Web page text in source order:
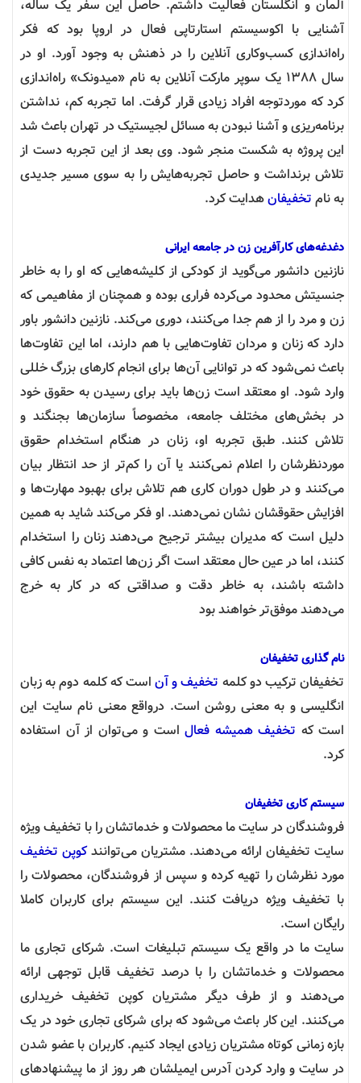
آلمان و انگلستان فعالیت داشتم. حاصل این سفر یک ساله،
آشنایی با اکوسیستم استارتاپی فعال در اروپا بود که فکر
راه‌اندازی کسب‌وکاری آنلاین را در ذهنش به وجود آورد. او در
سال ۱۳۸۸ یک سوپر مارکت آنلاین به نام «میدونک» راه‌اندازی
کرد که موردتوجه افراد زیادی قرار گرفت. اما تجربه کم، نداشتن
برنامه‌ریزی و آشنا نبودن به مسائل لجیستیک در تهران باعث شد
این پروژه به شکست منجر شود. وی بعد از این تجربه دست از
تلاش برنداشت و حاصل تجربه‌هایش را به سوی مسیر جدیدی
به نام تخفیفانهدایت کرد.
دغدغه‌های کارآفرین زن در جامعه ایرانی
نازنین دانشور می‌گوید از کودکی از کلیشه‌هایی که او را به خاطر
جنسیتش محدود می‌کرده فراری بوده و همچنان از مفاهیمی که
زن و مرد را از هم جدا می‌کنند، دوری می‌کند. نازنین دانشور باور
دارد که زنان و مردان تفاوت‌هایی با هم دارند، اما این تفاوت‌ها
باعث نمی‌شود که در توانایی آن‌ها برای انجام کارهای بزرگ خللی
وارد شود. او معتقد است زن‌ها باید برای رسیدن به حقوق خود
در بخش‌های مختلف جامعه، مخصوصاً سازمان‌ها بجنگند و
تلاش کنند. طبق تجربه او، زنان در هنگام استخدام حقوق
موردنظرشان را اعلام نمی‌کنند یا آن را کم‌تر از حد انتظار بیان
می‌کنند و در طول دوران کاری هم تلاش برای بهبود مهارت‌ها و
افزایش حقوقشان نشان نمی‌دهند. او فکر می‌کند شاید به همین
دلیل است که مدیران بیشتر ترجیح می‌دهند زنان را استخدام
کنند، اما در عین حال معتقد است اگر زن‌ها اعتماد به نفس کافی
داشته باشند، به خاطر دقت و صداقتی که در کار به خرج
می‌دهند موفق‌تر خواهند بود
نام گذاری تخفیفان
تخفیفان ترکیب دو کلمه تخفیف و آناست که کلمه دوم به زبان
انگلیسی و به‌ معنی روشن است. درواقع معنی نام سایت این
است که تخفیف همیشه فعالاست و می‌توان از آن استفاده
کرد.
سیستم کاری تخفیفان
فروشندگان در سایت ما محصولات و خدماتشان را با تخفیف ویژه
سایت تخفیفان ارائه می‌دهند. مشتریان می‌توانندکوپن تخفیف
مورد نظرشان را تهیه کرده و سپس از فروشندگان، محصولات را
با تخفیف ویژه دریافت کنند. این سیستم برای کاربران کاملا
رایگان است.
سایت ما در واقع یک سیستم تبلیغات است. شرکای تجاری ما
محصولات و خدماتشان را با درصد تخفیف قابل‌ توجهی ارائه
می‌دهند و از طرف دیگر مشتریان کوپن تخفیف خریداری
می‌کنند. این کار باعث می‌شود که برای شرکای تجاری خود در یک
بازه زمانی کوتاه مشتریان زیادی ایجاد کنیم. کاربران با عضو شدن
در سایت و وارد کردن آدرس ایمیلشان هر روز از ما پیشنهادهای